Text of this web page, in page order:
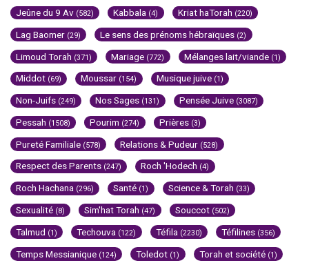
Jeûne du 9 Av (582) Kabbala (4) Kriat haTorah (220)
Lag Baomer (29) Le sens des prénoms hébraïques (2)
Limoud Torah (371) Mariage (772) Mélanges lait/viande (1)
Middot (69) Moussar (154) Musique juive (1)
Non-Juifs (249) Nos Sages (131) Pensée Juive (3087)
Pessah (1508) Pourim (274) Prières (3)
Pureté Familiale (578) Relations & Pudeur (528)
Respect des Parents (247) Roch 'Hodech (4)
Roch Hachana (296) Santé (1) Science & Torah (33)
Sexualité (8) Sim'hat Torah (47) Souccot (502)
Talmud (1) Techouva (122) Téfila (2230) Téfilines (356)
Temps Messianique (124) Toledot (1) Torah et société (1)